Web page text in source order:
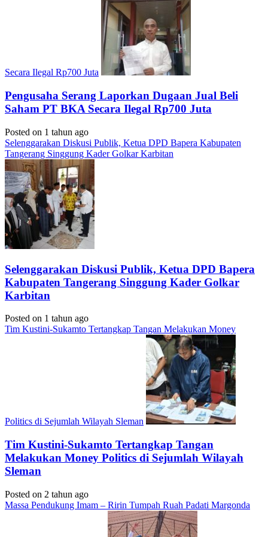
Secara Ilegal Rp700 Juta
Pengusaha Serang Laporkan Dugaan Jual Beli
Saham PT BKA Secara Ilegal Rp700 Juta
Posted on 1 tahun ago
Selenggarakan Diskusi Publik, Ketua DPD Bapera Kabupaten
Tangerang Singgung Kader Golkar Karbitan
Selenggarakan Diskusi Publik, Ketua DPD Bapera
Kabupaten Tangerang Singgung Kader Golkar
Karbitan
Posted on 1 tahun ago
Tim Kustini-Sukamto Tertangkap Tangan Melakukan Money
Politics di Sejumlah Wilayah Sleman
Tim Kustini-Sukamto Tertangkap Tangan
Melakukan Money Politics di Sejumlah Wilayah
Sleman
Posted on 2 tahun ago
Massa Pendukung Imam – Ririn Tumpah Ruah Padati Margonda